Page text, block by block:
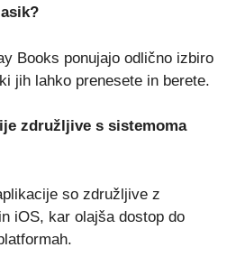
Books ponujajo odlično izbiro
jih lahko prenesete in berete.
združljive s sistemoma
so združljive z
iOS, kar olajša dostop do